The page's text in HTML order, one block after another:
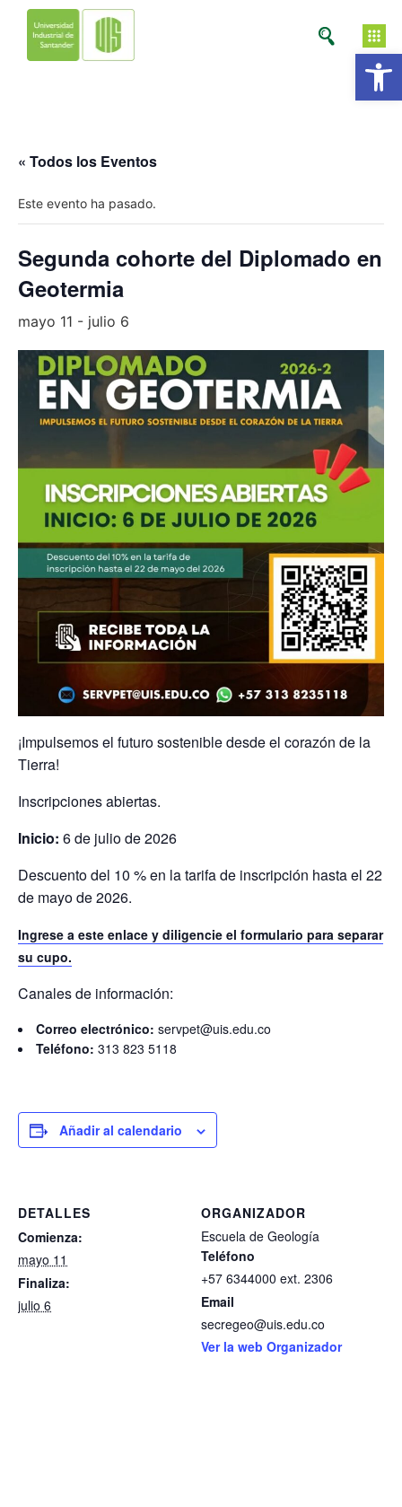
« Todos los Eventos
Este evento ha pasado.
Segunda cohorte del Diplomado en
Geotermia
mayo 11 - julio 6
¡Impulsemos el futuro sostenible desde el corazón de la
Tierra!
Inscripciones abiertas.
Inicio: 6 de julio de 2026
Descuento del 10 % en la tarifa de inscripción hasta el 22
de mayo de 2026.
Ingrese a este enlace y diligencie el formulario para separar
su cupo.
Canales de información:
Correo electrónico: servpet@uis.edu.co
Teléfono: 313 823 5118
Añadir al calendario
DETALLES
Comienza:
mayo 11
Finaliza:
julio 6
ORGANIZADOR
Escuela de Geología
Teléfono
+57 6344000 ext. 2306
Email
secregeo@uis.edu.co
Ver la web Organizador